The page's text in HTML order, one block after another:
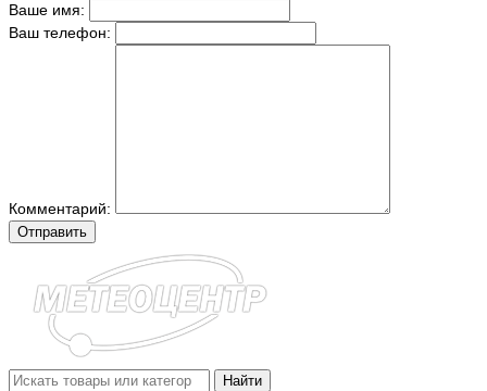
Ваше имя:
Ваш телефон:
Комментарий:
Отправить
Найти